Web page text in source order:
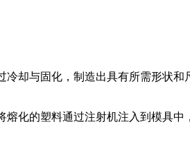
却与固化，制造出具有所需形状
的塑料通过注射机注入到模具中